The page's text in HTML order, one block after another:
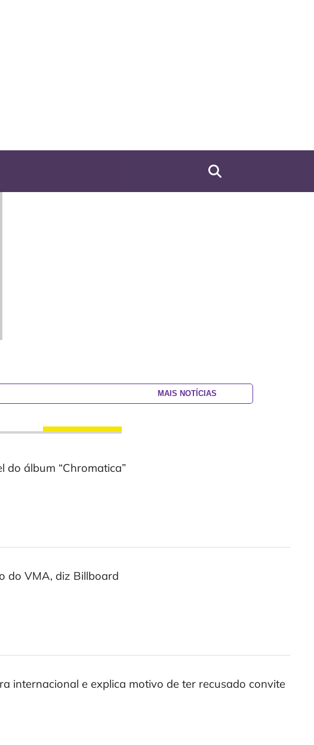
do álbum “Chromatica”
do VMA, diz Billboard
internacional e explica motivo de ter recusado convite
MAIS NOTÍCIAS